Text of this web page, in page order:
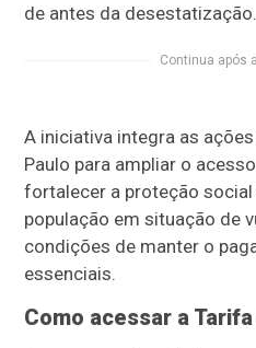
de antes da desestatização.
Continua após
A iniciativa integra as
Paulo para ampliar o
fortalecer a proteção social
população em situação de
condições de manter o
essenciais.
Como acessar a